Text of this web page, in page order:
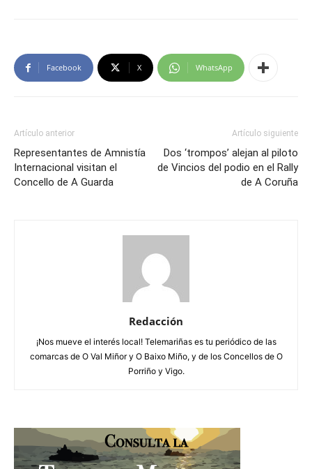
Facebook X WhatsApp
Artículo anterior
Representantes de Amnistía
Internacional visitan el
Concello de A Guarda
Artículo siguiente
Dos ‘trompos’ alejan al piloto
de Vincios del podio en el Rally
de A Coruña
Redacción
¡Nos mueve el interés local! Telemariñas es tu periódico de las
comarcas de O Val Miñor y O Baixo Miño, y de los Concellos de O
Porriño y Vigo.